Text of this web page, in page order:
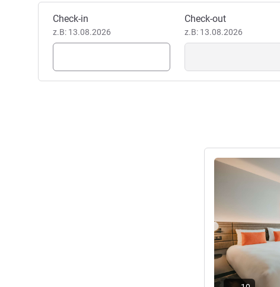
Dieses Hotel buchen
Check-in
z.B: 13.08.2026
Check-out
z.B: 13.08.2026
Details ansehen